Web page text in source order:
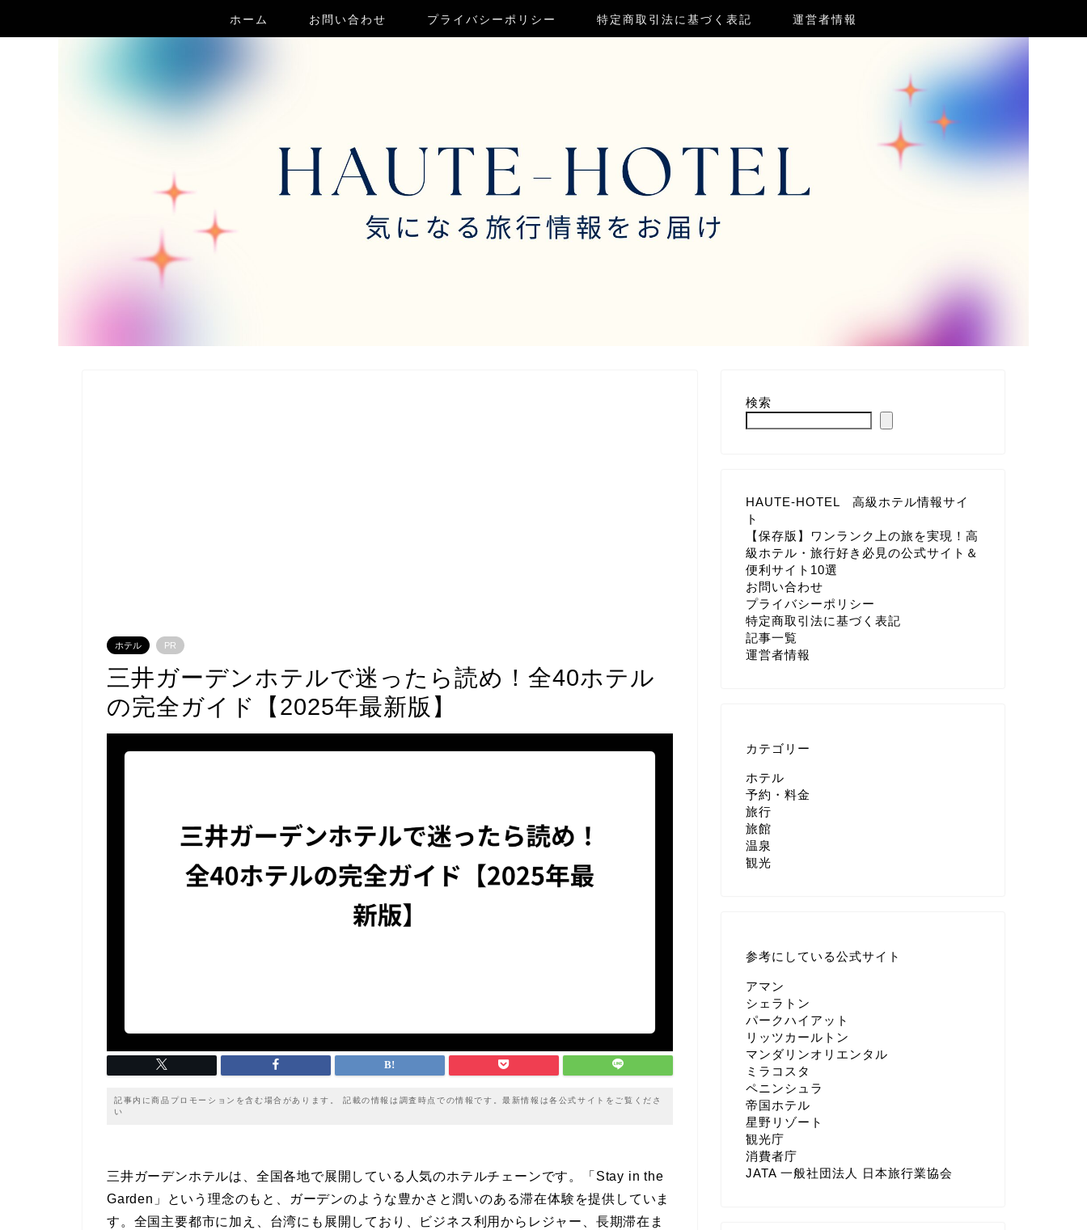
ホーム お問い合わせ プライバシーポリシー 特定商取引法に基づく表記 運営者情報
ホテル PR
三井ガーデンホテルで迷ったら読め！全40ホテル
の完全ガイド【2025年最新版】
記事内に商品プロモーションを含む場合があります。 記載の情報は調査時点での情報です。最新情報は各公式サイトをご覧くださ
い
三井ガーデンホテルは、全国各地で展開している人気のホテルチェーンです。「Stay in the
Garden」という理念のもと、ガーデンのような豊かさと潤いのある滞在体験を提供していま
す。全国主要都市に加え、台湾にも展開しており、ビジネス利用からレジャー、長期滞在ま
検索
HAUTE-HOTEL 高級ホテル情報サイ
ト
【保存版】ワンランク上の旅を実現！高
級ホテル・旅行好き必見の公式サイト＆
便利サイト10選
お問い合わせ
プライバシーポリシー
特定商取引法に基づく表記
記事一覧
運営者情報
カテゴリー
ホテル
予約・料金
旅行
旅館
温泉
観光
参考にしている公式サイト
アマン
シェラトン
パークハイアット
リッツカールトン
マンダリンオリエンタル
ミラコスタ
ペニンシュラ
帝国ホテル
星野リゾート
観光庁
消費者庁
JATA 一般社団法人 日本旅行業協会